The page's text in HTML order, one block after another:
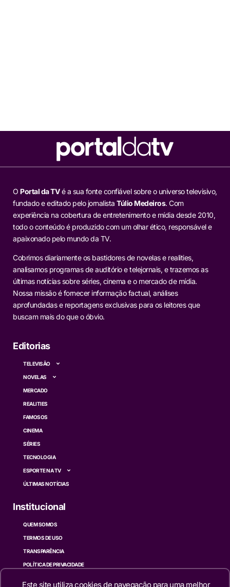
O Portal da TVé a sua fonte confiável sobre o universo televisivo,
fundado e editado pelo jornalista Túlio Medeiros. Com
experiência na cobertura de entretenimento e mídia desde 2010,
todo o conteúdo é produzido com um olhar ético, responsável e
apaixonado pelo mundo da TV.
Cobrimos diariamente os bastidores de novelas e realities,
analisamos programas de auditório e telejornais, e trazemos as
últimas notícias sobre séries, cinema e o mercado de mídia.
Nossa missão é fornecer informação factual, análises
aprofundadas e reportagens exclusivas para os leitores que
buscam mais do que o óbvio.
Editorias
TELEVISÃO
NOVELAS
MERCADO
REALITIES
FAMOSOS
CINEMA
SÉRIES
TECNOLOGIA
ESPORTE NA TV
ÚLTIMAS NOTÍCIAS
Institucional
QUEM SOMOS
TERMOS DE USO
TRANSPARÊNCIA
POLÍTICA DE PRIVACIDADE
Este site utiliza cookies de navegação para uma melhor